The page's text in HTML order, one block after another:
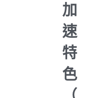
加
速
特
色